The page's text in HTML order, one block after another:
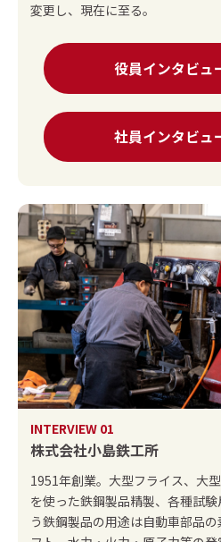
変更し、現在に至る。
役員インタビュ
社員インタビュ
INTERVIEW 01
株式会社小島鉄工所
1951年創業。大型フライス、大
を使った鉄鋼製品精製、各種試
う鉄鋼製品の用途は自動車部品